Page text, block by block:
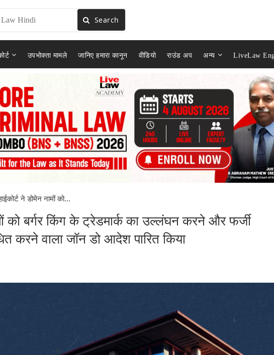
Search
उपभोक्ता मामले जानिए हमारा कानून वीडियो राउंड अप अन्य LiveLaw
ने डोमेन नामों को...
को बर्गर किंग के ट्रेडमार्क का उल्लंघन करने और फर्जी
करने वाला जॉन डो आदेश पारित किया